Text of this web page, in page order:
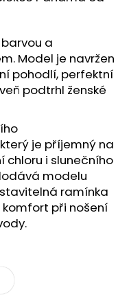
a
Model je navržen
pohodlí, perfektní
podtrhl ženské
je příjemný na
chloru i slunečního
modelu
ramínka
při nošení